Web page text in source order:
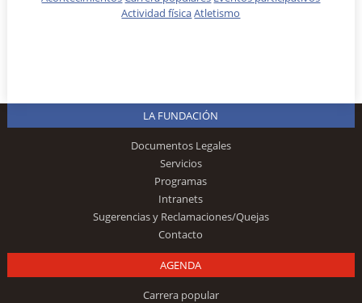
Actividad físicaAtletismo
LA FUNDACIÓN
Documentos Legales
Servicios
Programas
Intranets
Sugerencias y Reclamaciones/Quejas
Contacto
AGENDA
Carrera popular